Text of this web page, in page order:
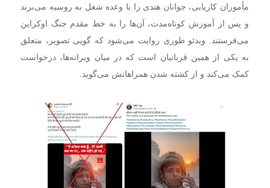
مأموران کاریابی، جوانان هندی را با وعده شغل به روسیه می‌برند
و پس از آموزش کوتاه‌مدت، آن‌ها را به خط مقدم جنگ اوکراین
می‌فرستند. ویدئو طوری روایت می‌شود که گویی تصویر، متعلق
به یکی از همین قربانیان است که در میان ویرانه‌ها، درخواست
کمک می‌کند و از کشته شدن همراهانش می‌گوید.